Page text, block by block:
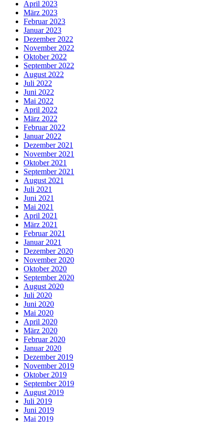
April 2023
März 2023
Februar 2023
Januar 2023
Dezember 2022
November 2022
Oktober 2022
September 2022
August 2022
Juli 2022
Juni 2022
Mai 2022
April 2022
März 2022
Februar 2022
Januar 2022
Dezember 2021
November 2021
Oktober 2021
September 2021
August 2021
Juli 2021
Juni 2021
Mai 2021
April 2021
März 2021
Februar 2021
Januar 2021
Dezember 2020
November 2020
Oktober 2020
September 2020
August 2020
Juli 2020
Juni 2020
Mai 2020
April 2020
März 2020
Februar 2020
Januar 2020
Dezember 2019
November 2019
Oktober 2019
September 2019
August 2019
Juli 2019
Juni 2019
Mai 2019